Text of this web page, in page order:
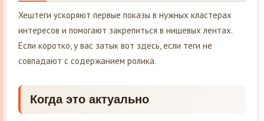
Хештеги ускоряют первые показы в нужных кластерах
интересов и помогают закрепиться в нишевых лентах.
Если коротко, у вас затык вот здесь, если теги не
совпадают с содержанием ролика.
Когда это актуально